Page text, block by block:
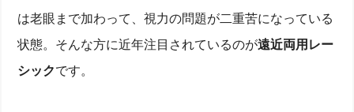
は老眼まで加わって、視力の問題が二重苦になっている
状態。そんな方に近年注目されているのが遠近両用レー
シックです。